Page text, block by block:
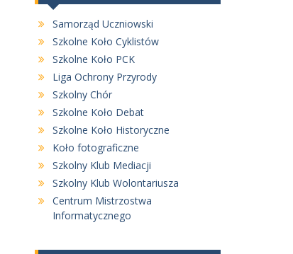
Samorząd Uczniowski
Szkolne Koło Cyklistów
Szkolne Koło PCK
Liga Ochrony Przyrody
Szkolny Chór
Szkolne Koło Debat
Szkolne Koło Historyczne
Koło fotograficzne
Szkolny Klub Mediacji
Szkolny Klub Wolontariusza
Centrum Mistrzostwa
Informatycznego